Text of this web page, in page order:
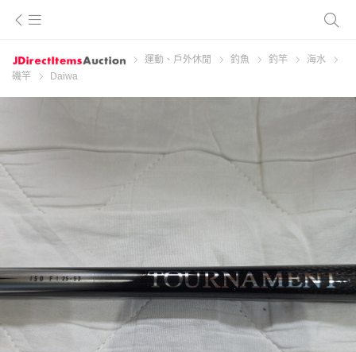
運動、戶外休閒 釣魚 釣竿
海水
磯竿
Daiwa